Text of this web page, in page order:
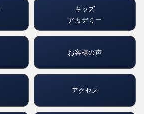
キッズ
アカデミー
お客様の声
アクセス